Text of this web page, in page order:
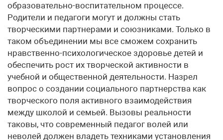
образовательно-воспитательном процессе.
Родители и педагоги могут и должны стать
творческими партнерами и союзниками. Только в
таком объединении мы все сможем сохранить
нравственно-психологическое здоровье детей и
обеспечить рост их творческой активности в
учебной и общественной деятельности. Назрел
вопрос о создании социального партнерства как
творческого поля активного взаимодействия
между школой и семьей. Вызовы реальности
таковы, что современный педагог волей или
неволей должен владеть техниками установления